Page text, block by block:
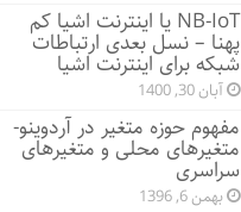
NB-IoT یا اینترنت اشیا کم
پهنا – نسل بعدی ارتباطات
شبکه برای اینترنت اشیا
آبان 30, 1400
مفهوم حوزه متغیر در آردوینو-
متغیرهای محلی و متغیرهای
سراسری
بهمن 6, 1396